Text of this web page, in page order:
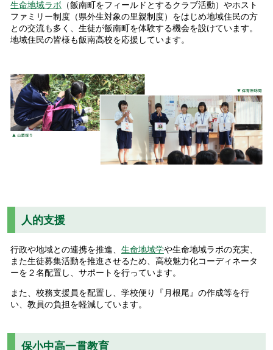
生命地域ラボ （飯南町をフィールドとするクラブ活動）やホスト
ファミリー制度（県外生対象の里親制度）をはじめ地域住民の方
との交流も多く、生徒が飯南町を体験する機会を設けています。
地域住民の皆様も飯南高校を応援しています。
人的支援
行政や地域との連携を推進、 生命地域学や生命地域ラボの充実、
また生徒募集活動を推進させるため、高校魅力化コーディネータ
ーを２名配置し、サポートを行っています。
また、校務支援員を配置し、学校便り『月根尾』の作成等を行
い、教員の負担を軽減しています。
保小中高一貫教育